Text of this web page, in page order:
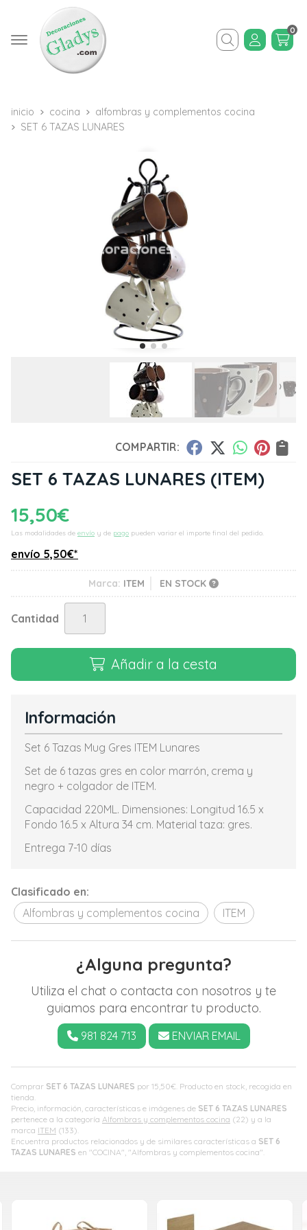
Buscar
0
inicio cocina
alfombras y complementos cocina
SET 6 TAZAS LUNARES
COMPARTIR:
SET 6 TAZAS LUNARES (ITEM)
15,50€
Las modalidades de envío y de pago pueden variar el importe final del pedido.
envío 5,50€*
Marca: ITEM EN STOCK
Cantidad
Añadir a la cesta
Comprar SET 6 TAZAS LUNARES por 15,50€ . Producto en stock, recogida en
tienda.
Precio, información, características e imágenes de SET 6 TAZAS LUNARES
pertenece a la categoría Alfombras y complementos cocina (22) y a la
marca ITEM (133).
Encuentra productos relacionados y de similares características a SET 6
TAZAS LUNARES en "COCINA", "Alfombras y complementos cocina".
Información
Set 6 Tazas Mug Gres ITEM Lunares
Set de 6 tazas gres en color marrón, crema y
negro + colgador de ITEM.
Capacidad 220ML. Dimensiones: Longitud 16.5 x
Fondo 16.5 x Altura 34 cm. Material taza: gres.
Entrega 7-10 días
Clasificado en:
Alfombras y complementos cocina
ITEM
¿Alguna pregunta?
Utiliza el chat o contacta con nosotros y te
guiamos para encontrar tu producto.
981 824 713 ENVIAR EMAIL